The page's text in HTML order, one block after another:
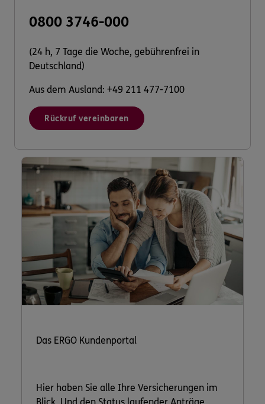
0800 3746-000
(24 h, 7 Tage die Woche, gebührenfrei in
Deutschland)
Aus dem Ausland: +49 211 477-7100
Rückruf vereinbaren
Das ERGO Kundenportal
Hier haben Sie alle Ihre Versicherungen im
Blick. Und den Status laufender Anträge.